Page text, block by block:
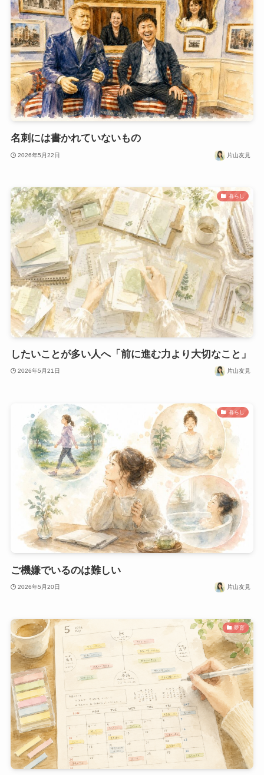
名刺には書かれていないもの
2026年5月22日 片山友見
暮らし
したいことが多い人へ「前に進む力より大切なこと」
2026年5月21日 片山友見
暮らし
ご機嫌でいるのは難しい
2026年5月20日 片山友見
夢育